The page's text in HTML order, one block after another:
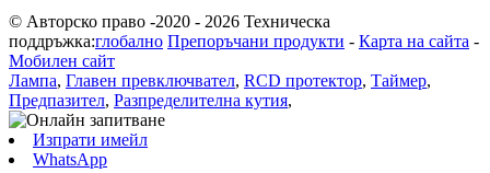
© Авторско право -2020 - 2026 Техническа
поддръжка:глобално Препоръчани продукти - Карта на сайта -
Мобилен сайт
Лампа, Главен превключвател, RCD протектор, Таймер,
Предпазител, Разпределителна кутия,
Изпрати имейл
WhatsApp